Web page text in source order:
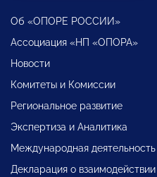
Об «ОПОРЕ РОССИИ»
Ассоциация «НП «ОПОРА»
Новости
Комитеты и Комиссии
Региональное развитие
Экспертиза и Аналитика
Международная деятельность
Декларация о